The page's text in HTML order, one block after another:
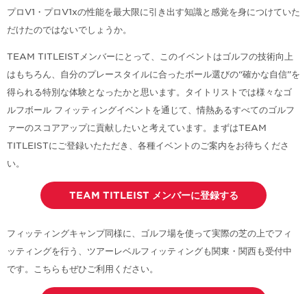
プロV1・プロV1xの性能を最大限に引き出す知識と感覚を身につけていた
だけたのではないでしょうか。
TEAM TITLEISTメンバーにとって、このイベントはゴルフの技術向上
はもちろん、自分のプレースタイルに合ったボール選びの“確かな自信”を
得られる特別な体験となったかと思います。タイトリストでは様々なゴ
ルフボール フィッティングイベントを通じて、情熱あるすべてのゴルフ
ァーのスコアアップに貢献したいと考えています。まずはTEAM
TITLEISTにご登録いたただき、各種イベントのご案内をお待ちくださ
い。
TEAM TITLEIST メンバーに登録する
フィッティングキャンプ同様に、ゴルフ場を使って実際の芝の上でフィ
ッティングを行う、ツアーレベルフィッティングも関東・関西も受付中
です。こちらもぜひご利用ください。